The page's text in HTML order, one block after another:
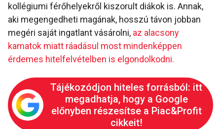
kollégiumi férőhelyekről kiszorult diákok is. Annak,
aki megengedheti magának, hosszú távon jobban
megéri saját ingatlant vásárolni, az alacsony
kamatok miatt ráadásul most mindenképpen
érdemes hitelfelvételben is elgondolkodni.
Tájékozódjon hiteles forrásból: itt
megadhatja, hogy a Google
előnyben részesítse a Piac&Profit
cikkeit!